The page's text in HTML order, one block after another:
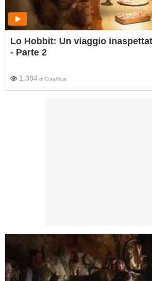
Lo Hobbit: Un viaggio
- Parte 2
1.384 di CineMust